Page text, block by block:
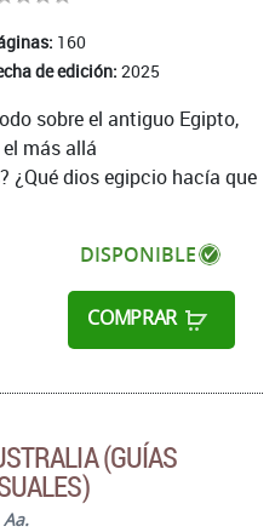
160
de edición: 2025
DISPONIBLE
COMPRAR
sobre el antiguo Egipto,
más allá
¿Qué dios egipcio hacía que
(GUÍAS
Aa.